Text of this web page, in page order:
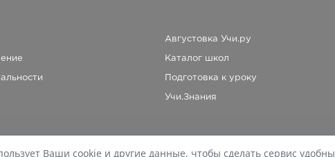
Августовка Учи.ру
Каталог школ
Подготовка к уроку
Учи.Знания
Ваши cookie и другие данные, чтобы сделать сервис